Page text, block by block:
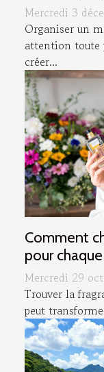
Mercredi 3
Organiser un
attention toute
créer...
Comment
pour
Mercredi 29
Trouver la
peut